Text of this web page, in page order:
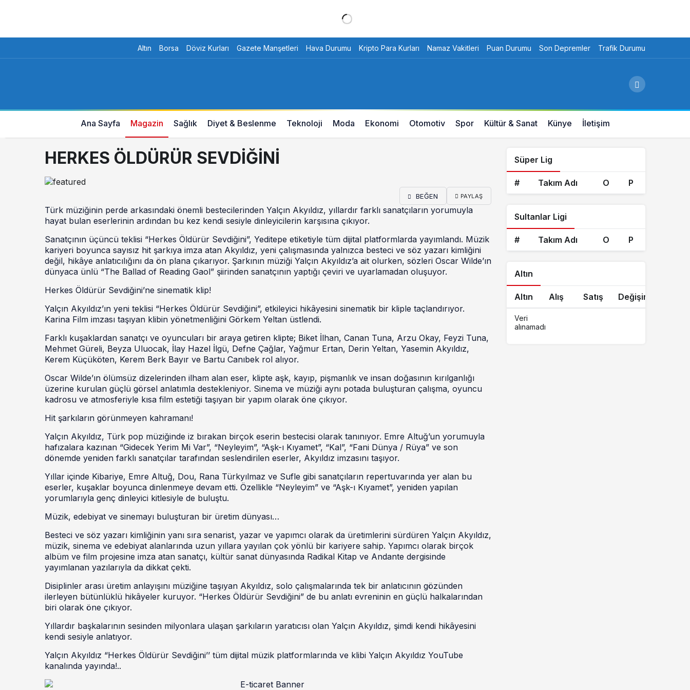
Altın Borsa Döviz Kurları Gazete Manşetleri Hava Durumu Kripto Para Kurları Namaz Vakitleri Puan Durumu Son Depremler Trafik Durumu
Ana Sayfa Magazin Sağlık Diyet & Beslenme Teknoloji Moda Ekonomi Otomotiv Spor Kültür & Sanat Künye İletişim
HERKES ÖLDÜRÜR SEVDİĞİNİ
BEĞEN PAYLAŞ
Türk müziğinin perde arkasındaki önemli bestecilerinden Yalçın Akyıldız, yıllardır farklı sanatçıların yorumuyla
hayat bulan eserlerinin ardından bu kez kendi sesiyle dinleyicilerin karşısına çıkıyor.
Sanatçının üçüncü teklisi “Herkes Öldürür Sevdiğini”, Yeditepe etiketiyle tüm dijital platformlarda yayımlandı. Müzik
kariyeri boyunca sayısız hit şarkıya imza atan Akyıldız, yeni çalışmasında yalnızca besteci ve söz yazarı kimliğini
değil, hikâye anlatıcılığını da ön plana çıkarıyor. Şarkının müziği Yalçın Akyıldız’a ait olurken, sözleri Oscar Wilde’ın
dünyaca ünlü “The Ballad of Reading Gaol” şiirinden sanatçının yaptığı çeviri ve uyarlamadan oluşuyor.
Herkes Öldürür Sevdiğini’ne sinematik klip!
Yalçın Akyıldız’ın yeni teklisi “Herkes Öldürür Sevdiğini”, etkileyici hikâyesini sinematik bir kliple taçlandırıyor.
Karina Film imzası taşıyan klibin yönetmenliğini Görkem Yeltan üstlendi.
Farklı kuşaklardan sanatçı ve oyuncuları bir araya getiren klipte; Biket İlhan, Canan Tuna, Arzu Okay, Feyzi Tuna,
Mehmet Güreli, Beyza Uluocak, İlay Hazel İlgü, Defne Çağlar, Yağmur Ertan, Derin Yeltan, Yasemin Akyıldız,
Kerem Küçüköten, Kerem Berk Bayır ve Bartu Canıbek rol alıyor.
Oscar Wilde’ın ölümsüz dizelerinden ilham alan eser, klipte aşk, kayıp, pişmanlık ve insan doğasının kırılganlığı
üzerine kurulan güçlü görsel anlatımla destekleniyor. Sinema ve müziği aynı potada buluşturan çalışma, oyuncu
kadrosu ve atmosferiyle kısa film estetiği taşıyan bir yapım olarak öne çıkıyor.
Hit şarkıların görünmeyen kahramanı!
Yalçın Akyıldız, Türk pop müziğinde iz bırakan birçok eserin bestecisi olarak tanınıyor. Emre Altuğ’un yorumuyla
hafızalara kazınan “Gidecek Yerim Mi Var”, “Neyleyim”, “Aşk-ı Kıyamet”, “Kal”, “Fani Dünya / Rüya” ve son
dönemde yeniden farklı sanatçılar tarafından seslendirilen eserler, Akyıldız imzasını taşıyor.
Yıllar içinde Kibariye, Emre Altuğ, Dou, Rana Türkyılmaz ve Sufle gibi sanatçıların repertuvarında yer alan bu
eserler, kuşaklar boyunca dinlenmeye devam etti. Özellikle “Neyleyim” ve “Aşk-ı Kıyamet”, yeniden yapılan
yorumlarıyla genç dinleyici kitlesiyle de buluştu.
Müzik, edebiyat ve sinemayı buluşturan bir üretim dünyası…
Besteci ve söz yazarı kimliğinin yanı sıra senarist, yazar ve yapımcı olarak da üretimlerini sürdüren Yalçın Akyıldız,
müzik, sinema ve edebiyat alanlarında uzun yıllara yayılan çok yönlü bir kariyere sahip. Yapımcı olarak birçok
albüm ve film projesine imza atan sanatçı, kültür sanat dünyasında Radikal Kitap ve Andante dergisinde
yayımlanan yazılarıyla da dikkat çekti.
Disiplinler arası üretim anlayışını müziğine taşıyan Akyıldız, solo çalışmalarında tek bir anlatıcının gözünden
ilerleyen bütünlüklü hikâyeler kuruyor. “Herkes Öldürür Sevdiğini” de bu anlatı evreninin en güçlü halkalarından
biri olarak öne çıkıyor.
Yıllardır başkalarının sesinden milyonlara ulaşan şarkıların yaratıcısı olan Yalçın Akyıldız, şimdi kendi hikâyesini
kendi sesiyle anlatıyor.
Yalçın Akyıldız “Herkes Öldürür Sevdiğini’’ tüm dijital müzik platformlarında ve klibi Yalçın Akyıldız YouTube
kanalında yayında!..
Süper Lig
# Takım Adı O P
Sultanlar Ligi
# Takım Adı O P
Altın
Altın Alış Satış Değişim
Veri
alınamadı